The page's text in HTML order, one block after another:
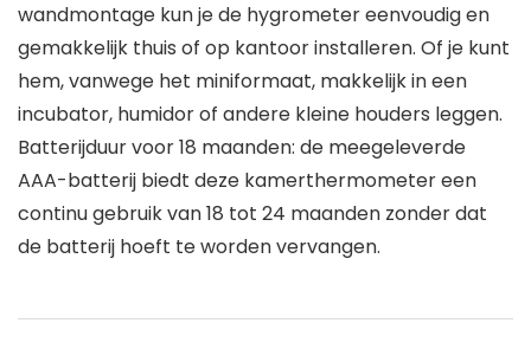
wandmontage kun je de hygrometer eenvoudig en
gemakkelijk thuis of op kantoor installeren. Of je kunt
hem, vanwege het miniformaat, makkelijk in een
incubator, humidor of andere kleine houders leggen.
Batterijduur voor 18 maanden: de meegeleverde
AAA-batterij biedt deze kamerthermometer een
continu gebruik van 18 tot 24 maanden zonder dat
de batterij hoeft te worden vervangen.